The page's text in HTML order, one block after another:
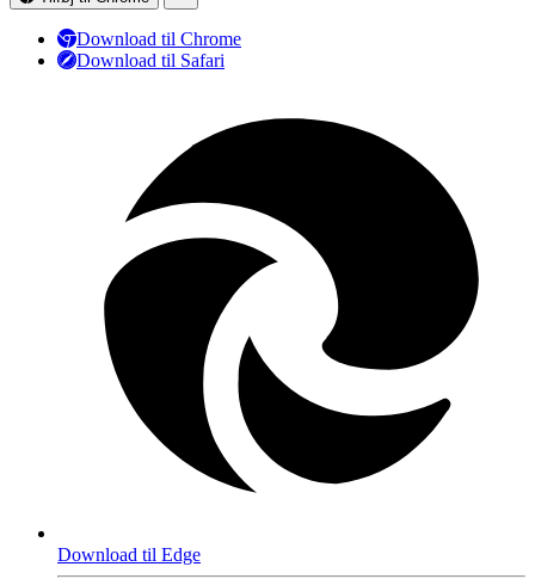
Download til Chrome
Download til Safari
Download til Edge